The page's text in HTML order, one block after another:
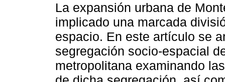
La expansión urbana de
implicado una marcada
espacio. En este artículo se
segregación socio-espacial
metropolitana examinando